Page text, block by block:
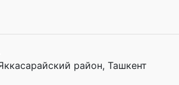
район, Ташкент